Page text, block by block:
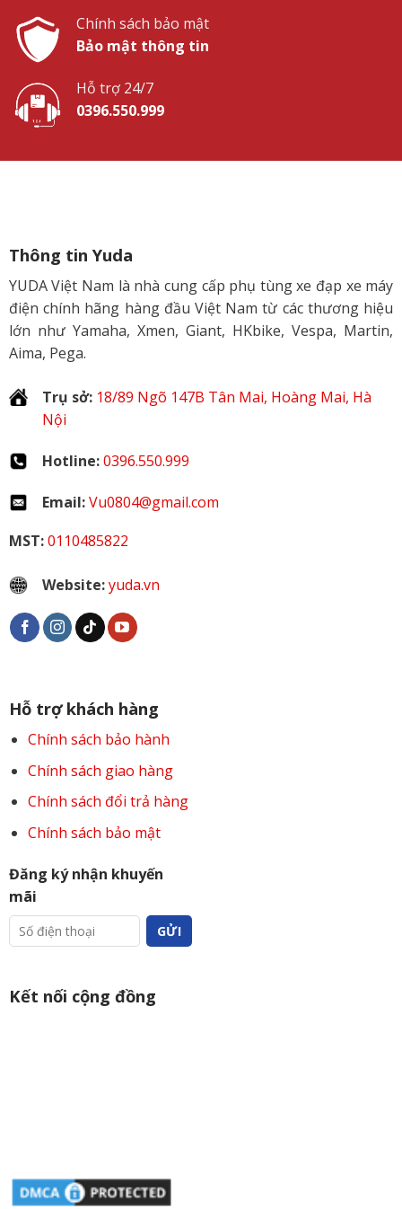
Chính sách bảo mật
Bảo mật thông tin
Hỗ trợ 24/7
0396.550.999
Thông tin Yuda
YUDA Việt Nam là nhà cung cấp phụ tùng xe đạp xe máy
điện chính hãng hàng đầu Việt Nam từ các thương hiệu
lớn như Yamaha, Xmen, Giant, HKbike, Vespa, Martin,
Aima, Pega.
Trụ sở: 18/89 Ngõ 147B Tân Mai, Hoàng Mai, Hà
Nội
Hotline:0396.550.999
Email:Vu0804@gmail.com
MST:0110485822
Website:yuda.vn
Hỗ trợ khách hàng
Chính sách bảo hành
Chính sách giao hàng
Chính sách đổi trả hàng
Chính sách bảo mật
Đăng ký nhận khuyến
mãi
Kết nối cộng đồng